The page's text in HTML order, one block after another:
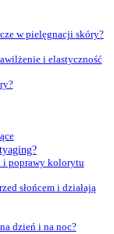
w pielęgnacji skóry?
i elastyczność
i poprawy kolorytu
słońcem i działają
dzień i na noc?